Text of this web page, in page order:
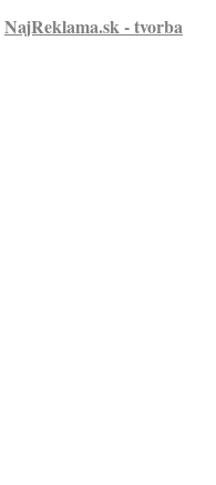
NajReklama.sk - tvorba